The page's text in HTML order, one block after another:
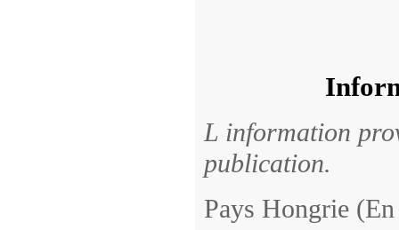
L information
publication.
Pays Hongrie